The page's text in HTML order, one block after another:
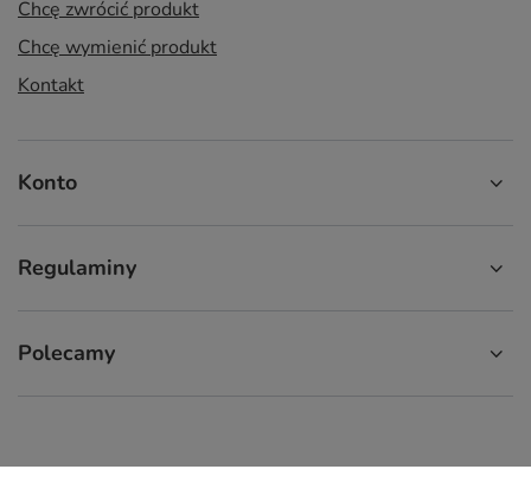
Chcę zwrócić produkt
Chcę wymienić produkt
Kontakt
Konto
Regulaminy
Polecamy